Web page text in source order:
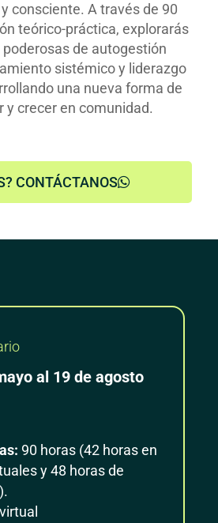
consciente. A través de 90
teórico-práctica, explorarás
de autogestión
sistémico y liderazgo
una nueva forma de
y crecer en comunidad.
CONTÁCTANOS
al 19 de agosto
90 horas (42 horas en
y 48 horas de
virtual